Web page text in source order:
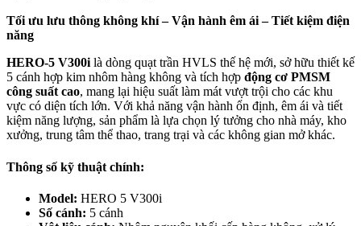
Tối ưu lưu thông không khí – Vận hành êm ái – Tiết kiệm điện
năng
HERO-5 V300ilà dòng quạt trần HVLS thế hệ mới, sở hữu thiết kế
5 cánh hợp kim nhôm hàng không và tích hợp động cơ PMSM
công suất cao, mang lại hiệu suất làm mát vượt trội cho các khu
vực có diện tích lớn. Với khả năng vận hành ổn định, êm ái và tiết
kiệm năng lượng, sản phẩm là lựa chọn lý tưởng cho nhà máy, kho
xưởng, trung tâm thể thao, trang trại và các không gian mở khác.
Thông số kỹ thuật chính:
Model: HERO 5 V300i
Số cánh: 5 cánh